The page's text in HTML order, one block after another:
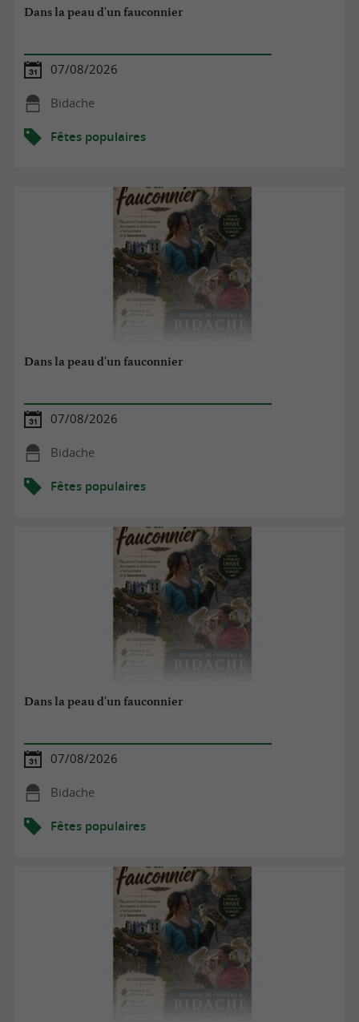
Dans la peau d'un fauconnier
07/08/2026
Bidache
Fêtes populaires
Dans la peau d'un fauconnier
07/08/2026
Bidache
Fêtes populaires
Dans la peau d'un fauconnier
07/08/2026
Bidache
Fêtes populaires